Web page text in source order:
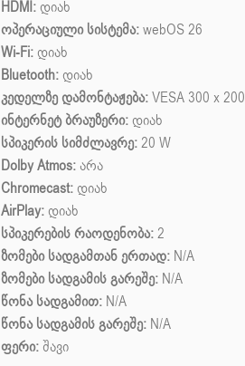
HDMI: დიახ
ოპერაციული სისტემა:webOS 26
Wi-Fi: დიახ
Bluetooth: დიახ
კედელზე დამონტაჟება:VESA 300 x 200
ინტერნეტ ბრაუზერი: დიახ
სპიკერის სიმძლავრე:20 W
Dolby Atmos:არა
Chromecast: დიახ
AirPlay: დიახ
სპიკერების რაოდენობა:2
ზომები სადგამთან ერთად: N/A
ზომები სადგამის გარეშე: N/A
წონა სადგამით: N/A
წონა სადგამის გარეშე: N/A
ფერი:შავი